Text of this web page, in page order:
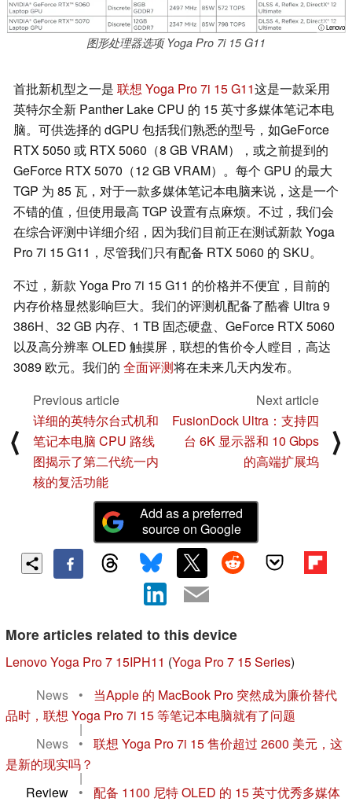
ⓘ Lenovo
图形处理器选项 Yoga Pro 7i 15 G11
首批新机型之一是 联想 Yoga Pro 7i 15 G11这是一款采用
英特尔全新 Panther Lake CPU 的 15 英寸多媒体笔记本电
脑。可供选择的 dGPU 包括我们熟悉的型号，如GeForce
RTX 5050 或 RTX 5060（8 GB VRAM），或之前提到的
GeForce RTX 5070（12 GB VRAM）。每个 GPU 的最大
TGP 为 85 瓦，对于一款多媒体笔记本电脑来说，这是一个
不错的值，但使用最高 TGP 设置有点麻烦。不过，我们会
在综合评测中详细介绍，因为我们目前正在测试新款 Yoga
Pro 7i 15 G11，尽管我们只有配备 RTX 5060 的 SKU。
不过，新款 Yoga Pro 7i 15 G11 的价格并不便宜，目前的
内存价格显然影响巨大。我们的评测机配备了酷睿 Ultra 9
386H、32 GB 内存、1 TB 固态硬盘、GeForce RTX 5060
以及高分辨率 OLED 触摸屏，联想的售价令人瞠目，高达
3089 欧元。我们的 全面评测将在未来几天内发布。
⟨
Previous article
详细的英特尔台式机和
笔记本电脑 CPU 路线
图揭示了第二代统一内
核的复活功能
Next article
FusionDock Ultra：支持四
台 6K 显示器和 10 Gbps
的高端扩展坞
⟩
Add as a preferred
source on Google
More articles related to this device
Lenovo Yoga Pro 7 15IPH11 (Yoga Pro 7 15 Series)
News
•
当Apple 的 MacBook Pro 突然成为廉价替代
品时，联想 Yoga Pro 7i 15 等笔记本电脑就有了问题
|
News
•
联想 Yoga Pro 7i 15 售价超过 2600 美元，这
是新的现实吗？
|
Review
•
配备 1100 尼特 OLED 的 15 英寸优秀多媒体